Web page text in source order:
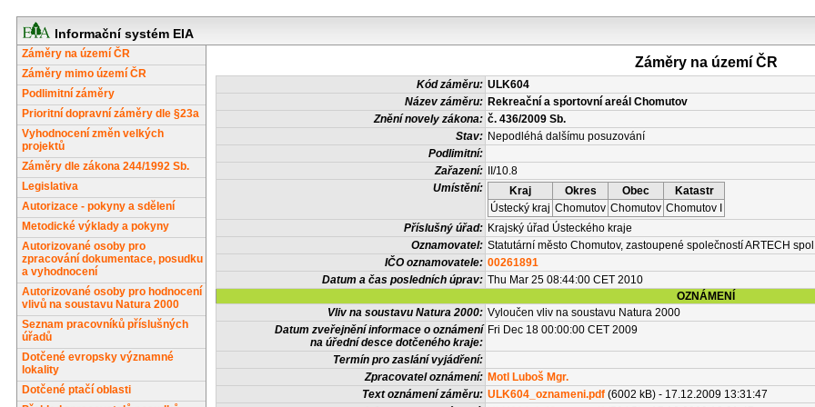
Informační systém EIA
Záměry na území ČR
Záměry mimo území ČR
Podlimitní záměry
Prioritní dopravní záměry dle §23a
Vyhodnocení změn velkých
projektů
Záměry dle zákona 244/1992 Sb.
Legislativa
Autorizace - pokyny a sdělení
Metodické výklady a pokyny
Autorizované osoby pro
zpracování dokumentace, posudku
a vyhodnocení
Autorizované osoby pro hodnocení
vlivů na soustavu Natura 2000
Seznam pracovníků příslušných
úřadů
Dotčené evropsky významné
lokality
Dotčené ptačí oblasti
Záměry na území ČR
Kód záměru: ULK604
Název záměru: Rekreační a sportovní areál Chomutov
Znění novely zákona: č. 436/2009 Sb.
Stav: Nepodléhá dalšímu posuzování
Podlimitní:
Zařazení:
II/10.8
Umístění:
Kraj Okres Obec
Katastr
Ústecký kraj Chomutov Chomutov Chomutov I
Příslušný úřad: Krajský úřad Ústeckého kraje
Oznamovatel: Statutární město Chomutov, zastoupené společností ARTECH
IČO oznamovatele: 00261891
Datum a čas posledních úprav: Thu Mar 25 08:44:00 CET 2010
OZNÁMENÍ
Vliv na soustavu Natura 2000: Vyloučen vliv na soustavu Natura 2000
Datum zveřejnění informace o oznámení
na úřední desce dotčeného kraje:
Fri Dec 18 00:00:00 CET 2009
Termín pro zaslání vyjádření:
Zpracovatel oznámení: Motl Luboš Mgr.
Text oznámení záměru: ULK604_oznameni.pdf (6002 kB) - 17.12.2009 13:31:47